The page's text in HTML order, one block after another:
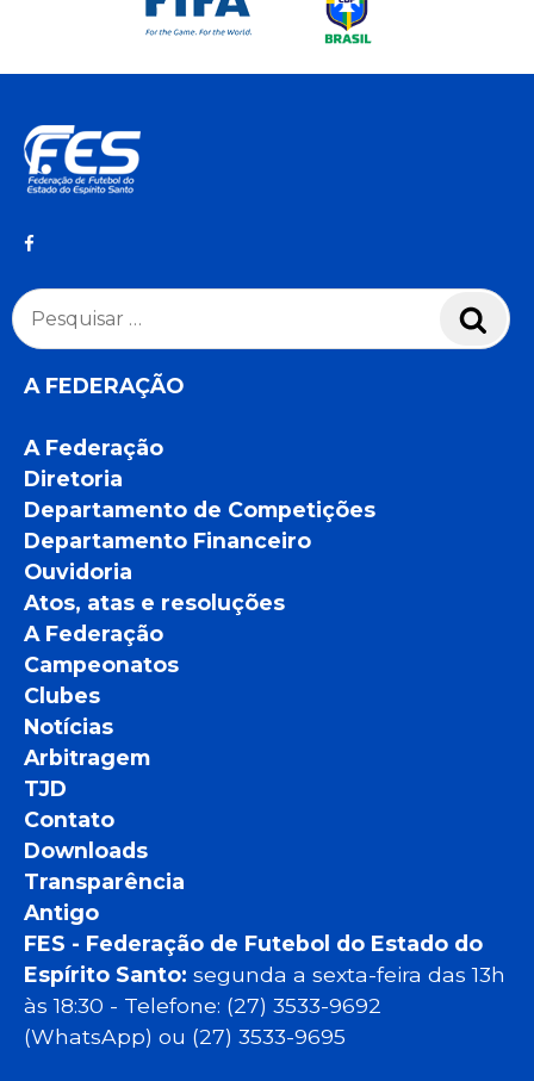
Pesquisar
por:
A FEDERAÇÃO
A Federação
Diretoria
Departamento de Competições
Departamento Financeiro
Ouvidoria
Atos, atas e resoluções
A Federação
Campeonatos
Clubes
Notícias
Arbitragem
TJD
Contato
Downloads
Transparência
Antigo
FES - Federação de Futebol do Estado do
Espírito Santo: segunda a sexta-feira das 13h
às 18:30 - Telefone: (27) 3533-9692
(WhatsApp) ou (27) 3533-9695